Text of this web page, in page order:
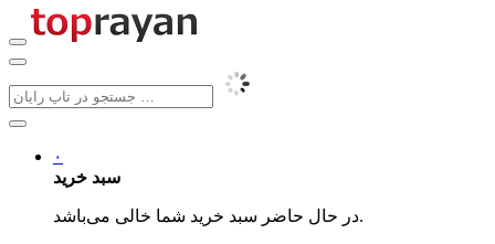
۰
سبد خرید
در حال حاضر سبد خرید شما خالی می‌باشد.